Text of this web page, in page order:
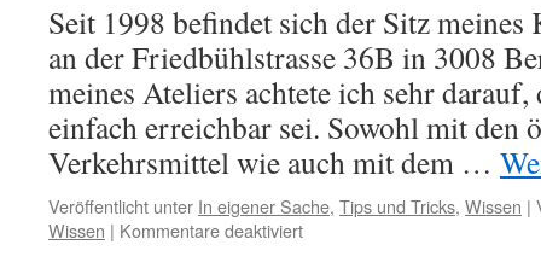
Seit 1998 befindet sich der Sitz meines
an der Friedbühlstrasse 36B in 3008
meines Ateliers achtete ich sehr darauf,
einfach erreichbar sei. Sowohl mit den
Verkehrsmittel wie auch mit dem …
Veröffentlicht unter In eigener Sache, Tips und Tricks, Wissen |
Wissen | Kommentare deaktiviertfür